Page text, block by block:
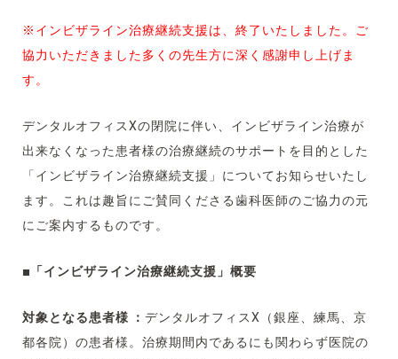
※インビザライン治療継続支援は、終了いたしました。ご
協力いただきました多くの先生方に深く感謝申し上げま
す。
デンタルオフィスXの閉院に伴い、インビザライン治療が
出来なくなった患者様の治療継続のサポートを目的とした
「インビザライン治療継続支援」についてお知らせいたし
ます。これは趣旨にご賛同くださる歯科医師のご協力の元
にご案内するものです。
■「インビザライン治療継続支援」概要
対象となる患者様 ： デンタルオフィスX（銀座、練馬、京
都各院）の患者様。治療期間内であるにも関わらず医院の